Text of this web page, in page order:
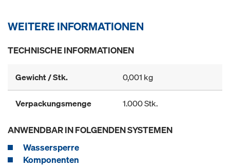
WEITERE INFORMATIONEN
TECHNISCHE INFORMATIONEN
Gewicht / Stk. 0,001 kg
Verpackungsmenge 1.000 Stk.
ANWENDBAR IN FOLGENDEN SYSTEMEN
Wassersperre
Komponenten